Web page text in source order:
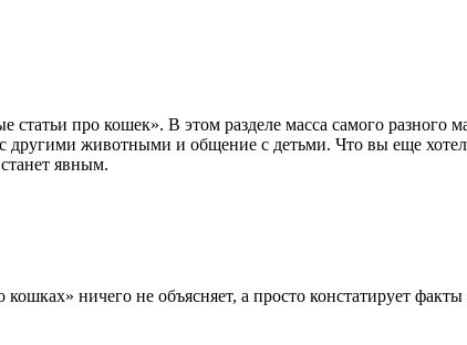
статьи про кошек». В этом разделе масса самого
другими животными и общение с детьми. Что вы еще
явным.
ничего не объясняет, а просто констатирует